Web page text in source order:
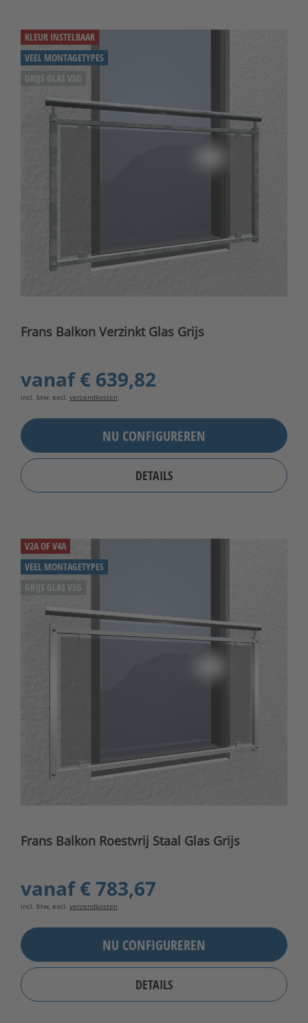
KLEUR INSTELBAAR
VEEL MONTAGETYPES
GRIJS GLAS VSG
Frans Balkon Verzinkt Glas Grijs
vanaf€ 639,82
incl. btw, excl. verzendkosten
NU CONFIGUREREN
DETAILS
V2A OF V4A
VEEL MONTAGETYPES
GRIJS GLAS VSG
Frans Balkon Roestvrij Staal Glas Grijs
vanaf€ 783,67
incl. btw, excl. verzendkosten
NU CONFIGUREREN
DETAILS